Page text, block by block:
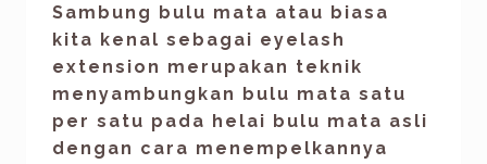
Sambung bulu mata atau biasa
kita kenal sebagai eyelash
extension merupakan teknik
menyambungkan bulu mata satu
per satu pada helai bulu mata asli
dengan cara menempelkannya